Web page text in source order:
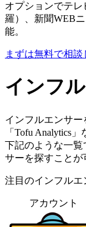
オプションでテ
羅）、新聞WEB
能。
まずは無料で相談
インフ
インフルエンサ
「Tofu Analytics」
下記のような一覧
サーを探すことが
注目のインフルエ
アカウント